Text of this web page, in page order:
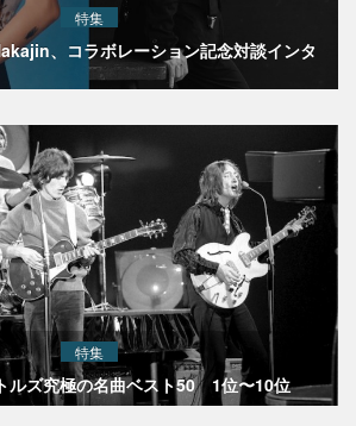
特集
、コラボレーション記念対談インタ
特集
ルズ究極の名曲ベスト50 1位〜10位